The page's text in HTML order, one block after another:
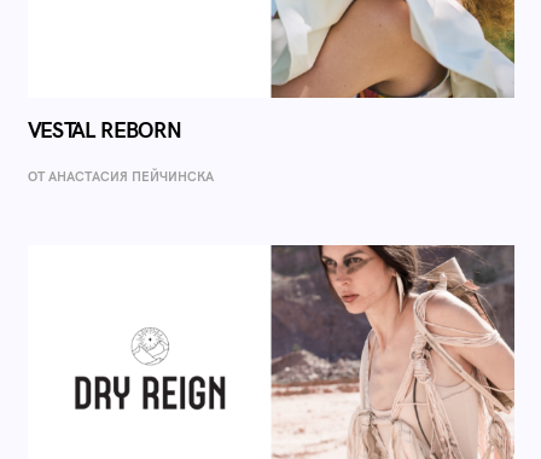
VESTAL REBORN
ОТ AНАСТАСИЯ ПЕЙЧИНСКА